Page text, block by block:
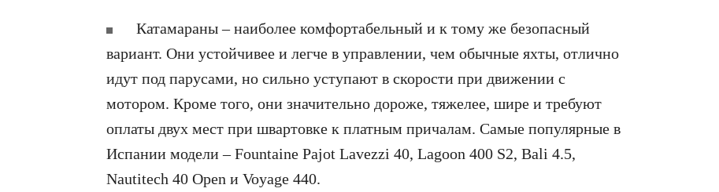
Катамараны – наиболее комфортабельный и к тому же безопасный
вариант. Они устойчивее и легче в управлении, чем обычные яхты, отлично
идут под парусами, но сильно уступают в скорости при движении с
мотором. Кроме того, они значительно дороже, тяжелее, шире и требуют
оплаты двух мест при швартовке к платным причалам. Самые популярные в
Испании модели – Fountaine Pajot Lavezzi 40, Lagoon 400 S2, Bali 4.5,
Nautitech 40 Open и Voyage 440.